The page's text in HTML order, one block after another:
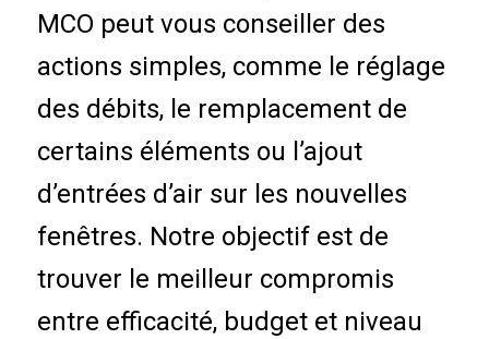
MCO peut vous conseiller des
actions simples, comme le réglage
des débits, le remplacement de
certains éléments ou l’ajout
d’entrées d’air sur les nouvelles
fenêtres. Notre objectif est de
trouver le meilleur compromis
entre efficacité, budget et niveau